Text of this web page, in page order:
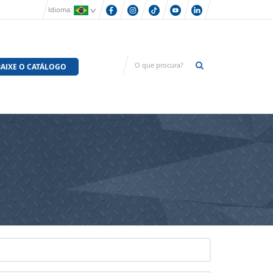
Idioma:
O CATÁLOGO